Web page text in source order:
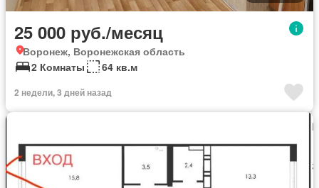
25 000 руб./месяц
Воронеж, Воронежская область
2 Комнаты
64 кв.м
2 недели, 3 дней назад